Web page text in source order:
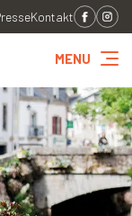
Kontakt
MENU